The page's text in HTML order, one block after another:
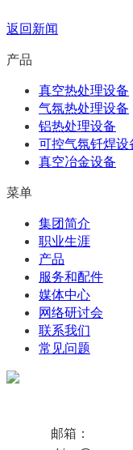
返回新闻
产品
真空热处理设备
气氛热处理设备
铝热处理设备
可控气氛钎焊设
真空冶金设备
菜单
集团简介
职业生涯
产品
服务和配件
媒体中心
网络研讨会
联系我们
常见问题
邮箱：